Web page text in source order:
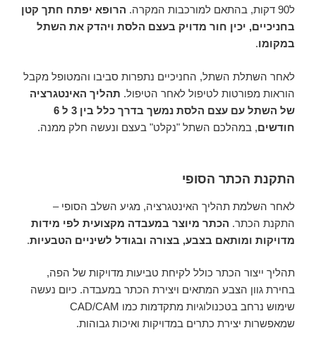
ל90 דקות, בהתאם למורכבות המקרה.
הרופא יפתח חתך קטן
בחניכיים, יכין חור מדויק בעצם הלסת ויהדק את השתל
במקומו.
לאחר השתלת השתל, החניכיים נתפרות סביבו והמטופל מקבל
הוראות מפורטות לטיפול לאחר הטיפול. תהליך האינטגרציה
של השתל עם עצם הלסת נמשך בדרך כלל בין 3 ל 6
חודשים, במהלכם השתל "נקלט" בעצם ונעשה חלק ממנה.
התקנת הכתר הסופי
לאחר השלמת תהליך האינטגרציה, מגיע השלב הסופי –
התקנת הכתר. הכתר מיוצר במעבדה מקצועית לפי מידות
מדויקות ומותאם בצבע, בצורה ובגודל לשיניים הטבעיות.
תהליך ייצור הכתר כולל לקיחת טביעות מדויקות של הפה,
בחירת גוון הצבע המתאים ויצירת הכתר במעבדה. כיום נעשה
שימוש נרחב בטכנולוגיות מתקדמות כמו CAD/CAM
שמאפשרות יצירת כתרים במדויקות ואיכות גבוהות.